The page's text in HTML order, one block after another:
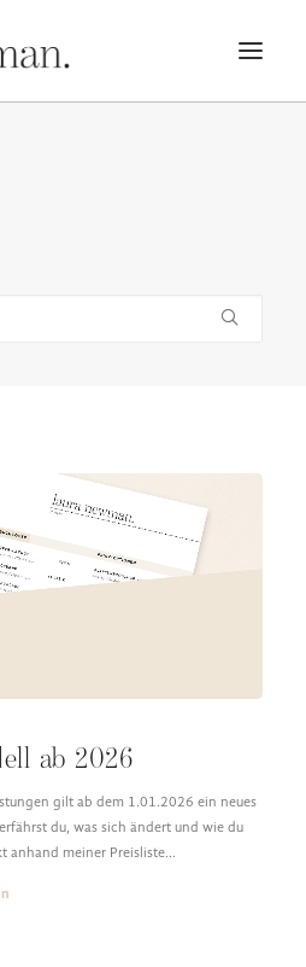
ab 2026
gilt ab dem 1.01.2026 ein neues
du, was sich ändert und wie du
anhand meiner Preisliste…